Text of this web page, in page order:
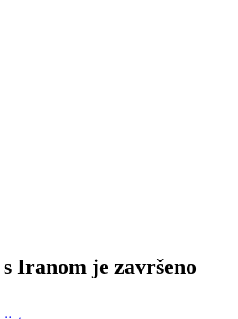
Iranom je završeno